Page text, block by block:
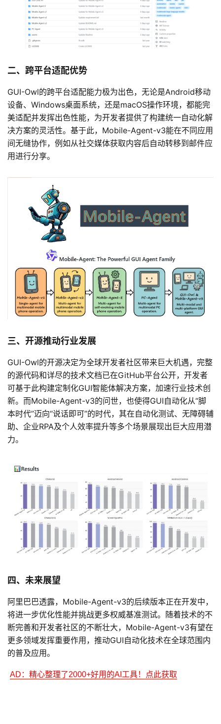
二、跨平台适配优势
GUI-Owl的跨平台适配能力极为出色，无论是Android移动
设备、Windows桌面系统，还是macOS操作环境，都能完
美适配并发挥出色性能，为开发者提供了构建统一自动化解
决方案的灵活性。基于此，Mobile-Agent-v3能在不同应用
间无缝协作，例如从社交媒体获取内容后自动转移到邮件应
用进行分享。
三、开源推动行业发展
GUI-Owl的开源决定为全球开发者社区带来巨大机遇，完整
的源代码和详尽的技术文档已在GitHub平台公开，开发者
可基于此构建定制化GUI智能体解决方案，加速行业技术创
新。而Mobile-Agent-v3的问世，也使得GUI自动化从“脚
本时代”迈向“说话即可”的时代，其在自动化测试、无障碍辅
助、企业RPA及个人效率提升等多个场景展现出巨大应用潜
力。
四、未来展望
阿里巴巴透露，Mobile-Agent-v3的后续版本正在开发中，
将进一步优化性能并挑战更多权威基准测试。随着技术的不
断完善和开发者社区的不断壮大，Mobile-Agent-v3有望在
更多领域发挥重要作用，推动GUI自动化技术在全球范围内
的普及应用。
AD：精心整理了2000+好用的AI工具！点此获取